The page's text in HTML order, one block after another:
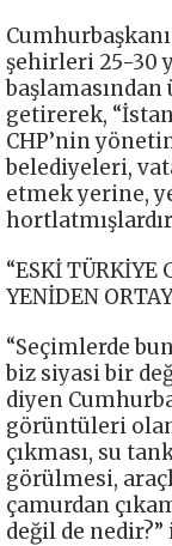
şehirleri 25-30
getirerek,
CHP’nin
belediyeleri,
etmek yerine,
“ESKİ TÜRKİYE
YENİDEN
“Seçimlerde
biz siyasi bir
diyen
görüntüleri
çıkması, su
görülmesi,
çamurdan
değil de